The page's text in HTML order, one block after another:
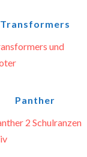
Transformers
Panther